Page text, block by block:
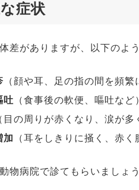
症状
差がありますが、以下のよ
（顔や耳、足の指の間を頻繁
吐 （食事後の軟便、嘔吐など
目の周りが赤くなり、涙が多
加
（耳をしきりに掻く、赤
物病院で診てもらいましょう